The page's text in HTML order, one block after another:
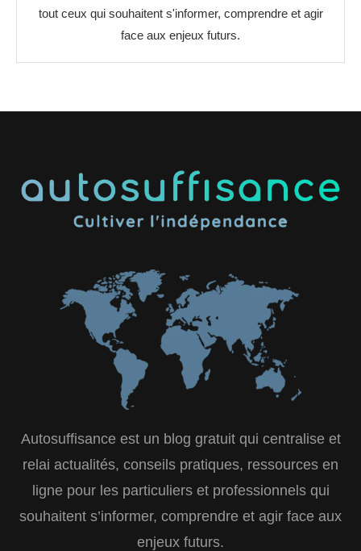
tout ceux qui souhaitent s'informer, comprendre et agir
face aux enjeux futurs.
Autosuffisance est un blog gratuit qui centralise et
relai actualités, conseils pratiques, ressources en
ligne pour les particuliers et professionnels qui
souhaitent s’informer, comprendre et agir face aux
enjeux futurs.